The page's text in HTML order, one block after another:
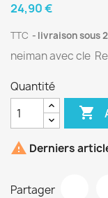
24,90 €
TTC livraison sous
neiman avec cle
Quantité

 Derniers
Partager